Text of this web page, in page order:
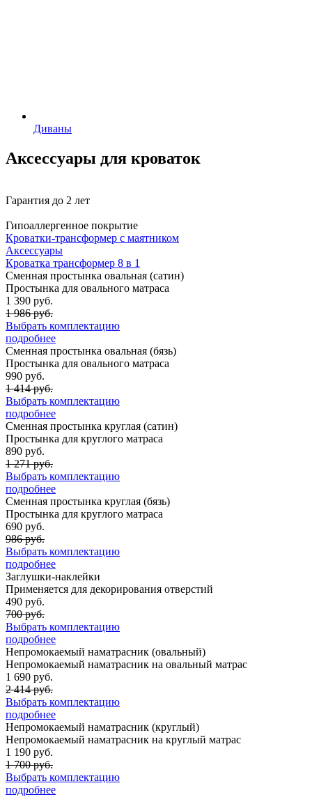
Диваны
Аксессуары для кроваток
Гарантия до 2 лет
Гипоаллергенное покрытие
Кроватки-трансформер с маятником
Аксессуары
Кроватка трансформер 8 в 1
Сменная простынка овальная (сатин)
Простынка для овального матраса
1 390 руб.
1 986 руб.
Выбрать комплектацию
подробнее
Сменная простынка овальная (бязь)
Простынка для овального матраса
990 руб.
1 414 руб.
Выбрать комплектацию
подробнее
Сменная простынка круглая (сатин)
Простынка для круглого матраса
890 руб.
1 271 руб.
Выбрать комплектацию
подробнее
Сменная простынка круглая (бязь)
Простынка для круглого матраса
690 руб.
986 руб.
Выбрать комплектацию
подробнее
Заглушки-наклейки
Применяется для декорирования отверстий
490 руб.
700 руб.
Выбрать комплектацию
подробнее
Непромокаемый наматрасник (овальный)
Непромокаемый наматрасник на овальный матрас
1 690 руб.
2 414 руб.
Выбрать комплектацию
подробнее
Непромокаемый наматрасник (круглый)
Непромокаемый наматрасник на круглый матрас
1 190 руб.
1 700 руб.
Выбрать комплектацию
подробнее